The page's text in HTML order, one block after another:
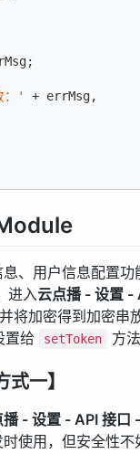
：'
+ errMsg,
、用户信息配置
进入云点播 - 设置 -
将加密得到加密串
置给
setToken 方
一】
播 - 设置 - API 接口
使用，但安全性